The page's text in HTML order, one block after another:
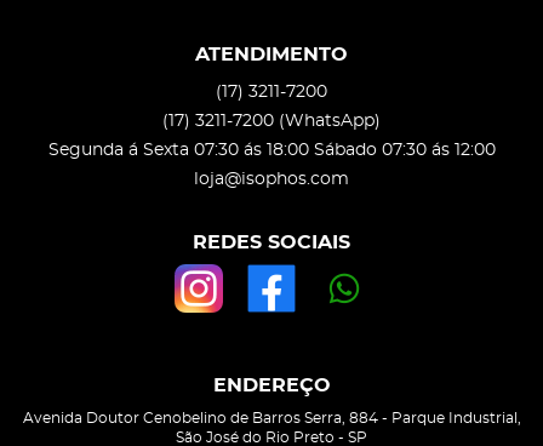
ATENDIMENTO
(17) 3211-7200
(17) 3211-7200 (WhatsApp)
Segunda á Sexta 07:30 ás 18:00 Sábado 07:30 ás 12:00
loja@isophos.com
REDES SOCIAIS
ENDEREÇO
Avenida Doutor Cenobelino de Barros Serra, 884- Parque Industrial,
São José do Rio Preto - SP